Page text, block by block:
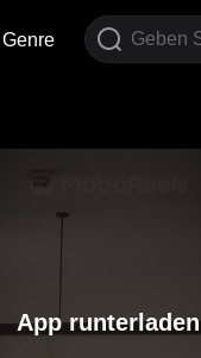
Genre
App runterladen